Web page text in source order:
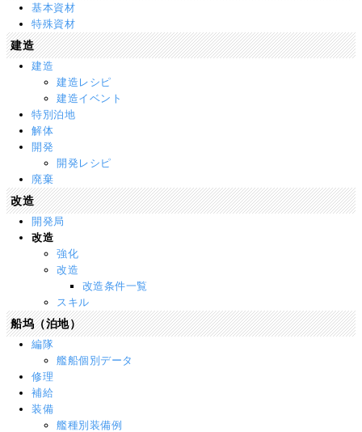
基本資材
特殊資材
建造
建造
建造レシピ
建造イベント
特別泊地
解体
開発
開発レシピ
廃棄
改造
開発局
改造
強化
改造
改造条件一覧
スキル
船坞（泊地）
編隊
艦船個別データ
修理
補給
装備
艦種別装備例